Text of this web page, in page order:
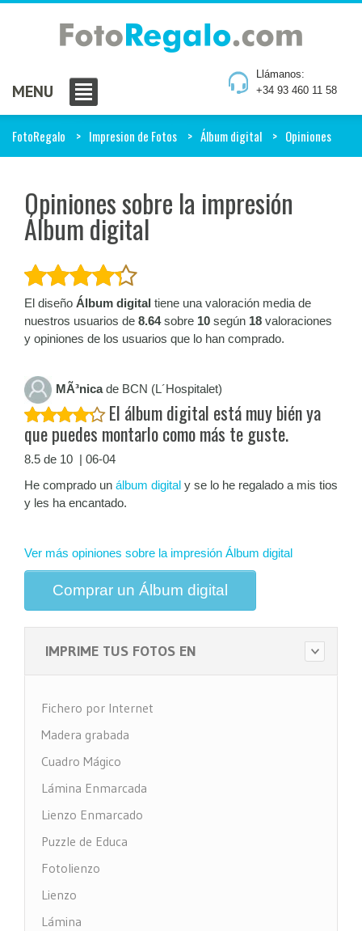
Llámanos:
+34 93 460 11 58
MENU
FotoRegalo Impresion de Fotos Álbum digital Opiniones
Opiniones sobre la impresión
Álbum digital
El diseño Álbum digital tiene una valoración media de
nuestros usuarios de 8.64sobre 10 según 18 valoraciones
y opiniones de los usuarios que lo han comprado.
MÃ³nicade BCN (L´Hospitalet)
El álbum digital está muy bién ya
que puedes montarlo como más te guste.
8.5 de 10 | 06-04
He comprado un álbum digital y se lo he regalado a mis tios
y les ha encantado.
Ver más opiniones sobre la impresión Álbum digital
Comprar un Álbum digital
IMPRIME TUS FOTOS EN
Fichero por Internet
Madera grabada
Cuadro Mágico
Lámina Enmarcada
Lienzo Enmarcado
Puzzle de Educa
Fotolienzo
Lienzo
Lámina